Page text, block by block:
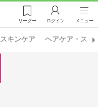
リーダー ログイン メニュー
スキンケア ヘアケア・スタ